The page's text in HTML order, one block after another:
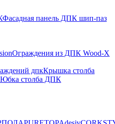
Фасадная панель ДПК шип-паз
Ограждения из ДПК Wood-X
дпкКрышка столба
Юбка столба ДПК